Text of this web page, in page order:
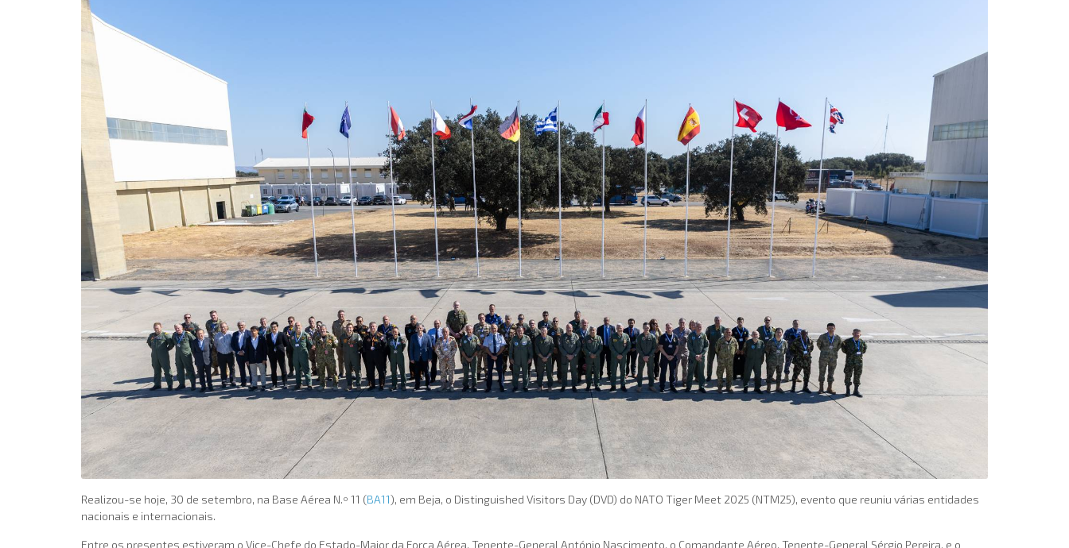
Realizou-se hoje, 30 de setembro, na Base Aérea N.º 11 (BA11), em Beja, o Distinguished Visitors Day (DVD) do NATO Tiger Meet 2025 (NTM25), evento que reuniu várias entidades
nacionais e internacionais.
Entre os presentes estiveram o Vice-Chefe do Estado-Maior da Força Aérea, Tenente-General António Nascimento, o Comandante Aéreo, Tenente-General Sérgio Pereira, e o